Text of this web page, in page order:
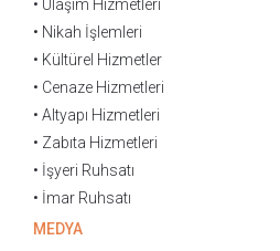
• Ulaşım Hizmetleri
• Nikah İşlemleri
• Kültürel Hizmetler
• Cenaze Hizmetleri
• Altyapı Hizmetleri
• Zabıta Hizmetleri
• İşyeri Ruhsatı
• İmar Ruhsatı
MEDYA